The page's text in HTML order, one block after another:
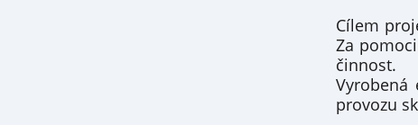
Cílem
Za
činnost.
Vyrobená
provozu